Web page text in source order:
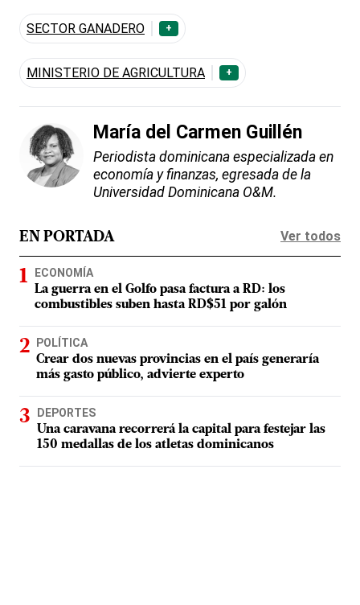
SECTOR GANADERO +
MINISTERIO DE AGRICULTURA +
María del Carmen Guillén
Periodista dominicana especializada en
economía y finanzas, egresada de la
Universidad Dominicana O&M.
EN PORTADA Ver todos
ECONOMÍA
La guerra en el Golfo pasa factura a RD: los
combustibles suben hasta RD$51 por galón
POLÍTICA
Crear dos nuevas provincias en el país generaría
más gasto público, advierte experto
DEPORTES
Una caravana recorrerá la capital para festejar las
150 medallas de los atletas dominicanos